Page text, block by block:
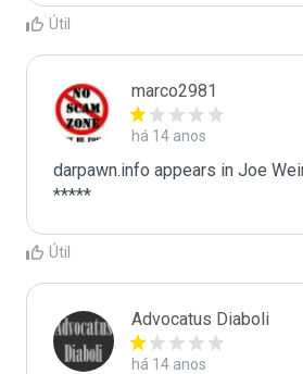
Útil
marco2981
há 14 anos
darpawn.info appears in Joe
*****
Útil
Advocatus Diaboli
há 14 anos